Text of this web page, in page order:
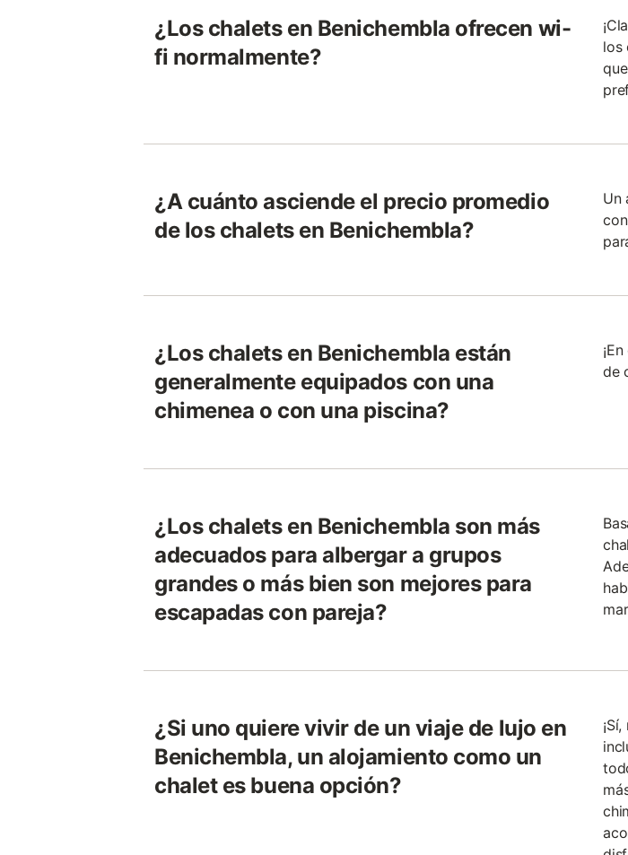
¿Los chalets en Benichembla ofrecen wi-
fi normalmente?
los
¿A cuánto asciende el precio promedio
de los chalets en Benichembla?
Un
¿Los chalets en Benichembla están
generalmente equipados con una
chimenea o con una piscina?
de
¿Los chalets en Benichembla son más
adecuados para albergar a grupos
grandes o más bien son mejores para
escapadas con pareja?
¿Si uno quiere vivir de un viaje de lujo en
Benichembla, un alojamiento como un
chalet es buena opción?